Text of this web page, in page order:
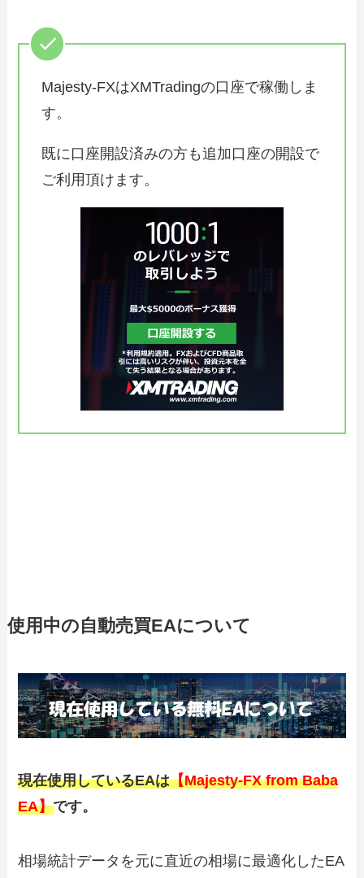
Majesty-FXはXMTradingの口座で稼働しま
す。
既に口座開設済みの方も追加口座の開設で
ご利用頂けます。
使用中の自動売買EAについて
現在使用しているEAは【Majesty-FX from Baba
EA】です。
相場統計データを元に直近の相場に最適化したEA